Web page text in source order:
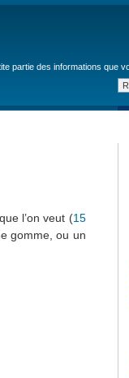
partie des informations que
l’on veut (15
gomme, ou un